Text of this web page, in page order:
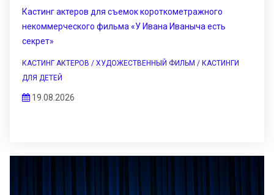
Кастинг актеров для съемок короткометражного
некоммерческого фильма «У Ивана Иваныча есть
секрет»
КАСТИНГ АКТЕРОВ / ХУДОЖЕСТВЕННЫЙ ФИЛЬМ / КАСТИНГИ
ДЛЯ ДЕТЕЙ
19.08.2026